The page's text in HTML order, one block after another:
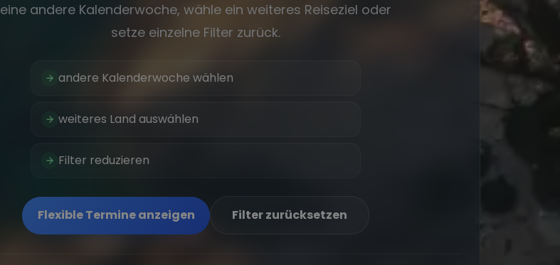
eine andere Kalenderwoche, wähle ein weiteres Reiseziel oder
setze einzelne Filter zurück.
andere Kalenderwoche wählen
weiteres Land auswählen
Filter reduzieren
Flexible Termine anzeigen Filter zurücksetzen